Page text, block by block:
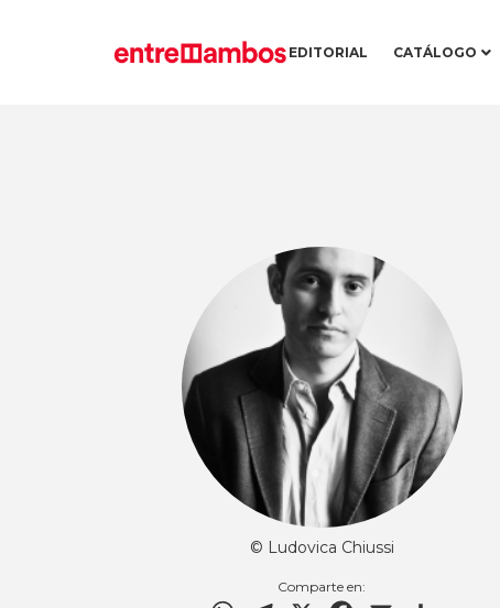
EDITORIAL CATÁLOGO
© Ludovica Chiussi
Comparte en: